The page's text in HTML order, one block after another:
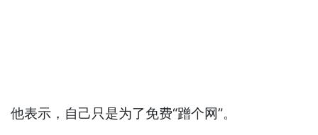
他表示，自己只是为了免费“蹭个网”。